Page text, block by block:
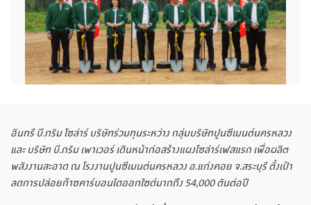
อินทรี บี.กริม โซล่าร์บริษัทร่วมทุนระหว่าง กลุ่มบริษัทปูนซีเมนต์นครหลวง
และ บริษัท บี.กริม เพาเวอร์เดินหน้าก่อสร้างแผงโซล่าร์เฟสแรก เพื่อผลิต
พลังงานสะอาด ณ โรงงานปูนซีเมนต์นครหลวง อ.แก่งคอย จ.สระบุรี ตั้งเป้า
ลดการปล่อยก๊าซคาร์บอนไดออกไซด์มากถึง54,000 ตันต่อปี